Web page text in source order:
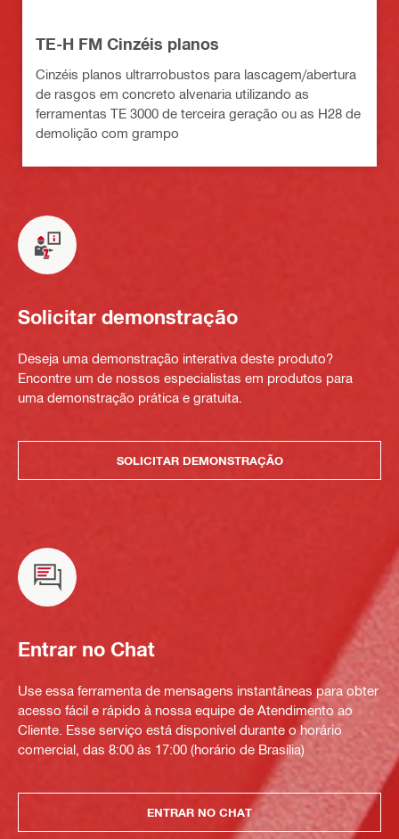
TE-H FM Cinzéis planos
Cinzéis planos ultrarrobustos para lascagem/abertura
de rasgos em concreto alvenaria utilizando as
ferramentas TE 3000 de terceira geração ou as H28 de
demolição com grampo
Solicitar demonstração
Deseja uma demonstração interativa deste produto?
Encontre um de nossos especialistas em produtos para
uma demonstração prática e gratuita.
SOLICITAR DEMONSTRAÇÃO
Entrar no Chat
Use essa ferramenta de mensagens instantâneas para obter
acesso fácil e rápido à nossa equipe de Atendimento ao
Cliente. Esse serviço está disponível durante o horário
comercial, das 8:00 às 17:00 (horário de Brasília)
ENTRAR NO CHAT